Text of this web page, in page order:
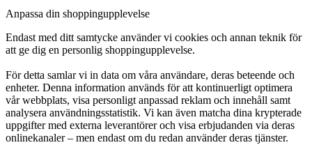
Anpassa din shoppingupplevelse
Endast med ditt samtycke använder vi cookies och annan teknik för
att ge dig en personlig shoppingupplevelse.
För detta samlar vi in data om våra användare, deras beteende och
enheter. Denna information används för att kontinuerligt optimera
vår webbplats, visa personligt anpassad reklam och innehåll samt
analysera användningsstatistik. Vi kan även matcha dina krypterade
uppgifter med externa leverantörer och visa erbjudanden via deras
onlinekanaler – men endast om du redan använder deras tjänster.